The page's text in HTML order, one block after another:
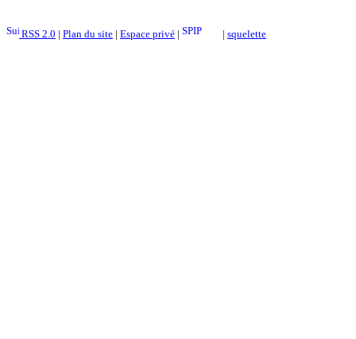
RSS 2.0 | Plan du site | Espace privé | | squelette